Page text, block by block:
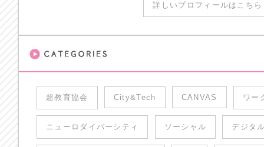
詳しいプロフィールはこち
超教育協会 City&Tech CANVAS ワー
ニューロダイバーシティ ソーシャル デジタ